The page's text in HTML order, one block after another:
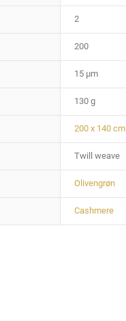
2
200
15 µm
130 g
200 x 140 cm
Twill weave
Olivengrøn
Cashmere